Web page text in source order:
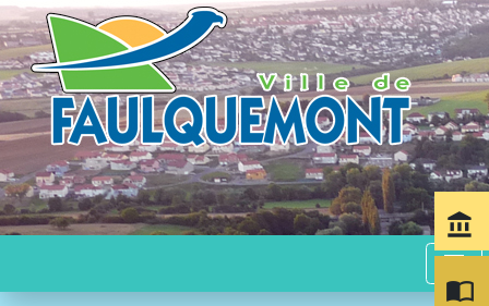
menu
account_balance
import_contacts